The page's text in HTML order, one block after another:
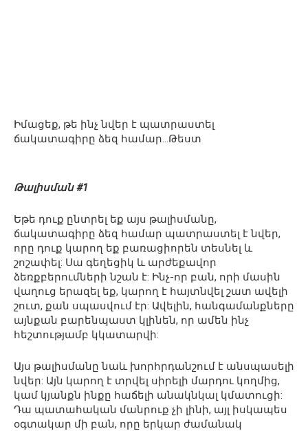
Իմացեք, թե ինչ նվեր է պատրաստել
ճակատագիրը ձեզ համար…Թեստ
Թալիսման #1
Եթե դուք ընտրել եք այս թալիսմանը,
ճակատագիրը ձեզ համար պատրաստել է նվեր,
որը դուք կարող եք բառացիորեն տեսնել և
շոշափել: Սա գեղեցիկ և արժեքավոր
ձեռքբերումների նշան է: Ինչ-որ բան, որի մասին
վաղուց երազել եք, կարող է հայտնվել շատ ավելի
շուտ, քան սպասվում էր: Ավելին, հանգամանքները
այնքան բարենպաստ կլինեն, որ ամեն ինչ
հեշտությամբ կկատարվի:
Այս թալիսմանը նաև խորհրդանշում է անսպասելի
նվեր: Այն կարող է տրվել սիրելի մարդու կողմից,
կամ կյանքն ինքը հաճելի անակնկալ կմատուցի:
Դա պատահական մանրուք չի լինի, այլ իսկապես
օգտակար մի բան, որը երկար ժամանակ